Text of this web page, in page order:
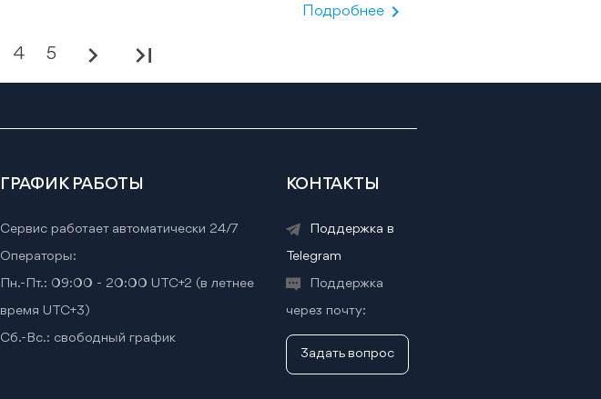
Подробнее chevron_right
4 5 chevron_right last_page
ГРАФИК РАБОТЫ
Сервис работает автоматически 24/7
Операторы:
Пн.-Пт.: 09:00 - 20:00 UTC+2 (в летнее
время UTC+3)
Сб.-Вс.: свободный график
КОНТАКТЫ
Поддержка в
Telegram
Поддержка
через почту:
Задать вопрос